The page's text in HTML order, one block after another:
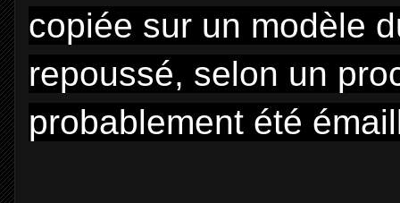
copiée sur un modèle
repoussé, selon un
probablement été